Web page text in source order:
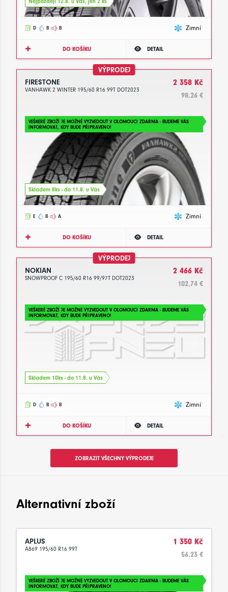
Nejpozději 12.8. u Vás, jen 2 ks
D B B Zimní
DO KOŠÍKU DETAIL
VÝPRODEJ
FIRESTONE
VANHAWK 2 WINTER 195/60 R16 99T DOT2023
2 358 Kč
98.26 €
VEŠKERÉ ZBOŽÍ JE MOŽNÉ VYZVEDOUT V OLOMOUCI ZDARMA - BUDEME VÁS
INFORMOVAT, KDY BUDE PŘIPRAVENO!
Skladem 8ks - do 11.8. u Vás
E B A Zimní
DO KOŠÍKU DETAIL
VÝPRODEJ
NOKIAN
SNOWPROOF C 195/60 R16 99/97T DOT2023
2 466 Kč
102.74 €
VEŠKERÉ ZBOŽÍ JE MOŽNÉ VYZVEDOUT V OLOMOUCI ZDARMA - BUDEME VÁS
INFORMOVAT, KDY BUDE PŘIPRAVENO!
Skladem 10ks - do 11.8. u Vás
D B B Zimní
DO KOŠÍKU DETAIL
ZOBRAZIT VŠECHNY VÝPRODEJE
Alternativní zboží
APLUS
A869 195/60 R16 99T
1 350 Kč
56.23 €
VEŠKERÉ ZBOŽÍ JE MOŽNÉ VYZVEDOUT V OLOMOUCI ZDARMA - BUDEME VÁS
INFORMOVAT, KDY BUDE PŘIPRAVENO!